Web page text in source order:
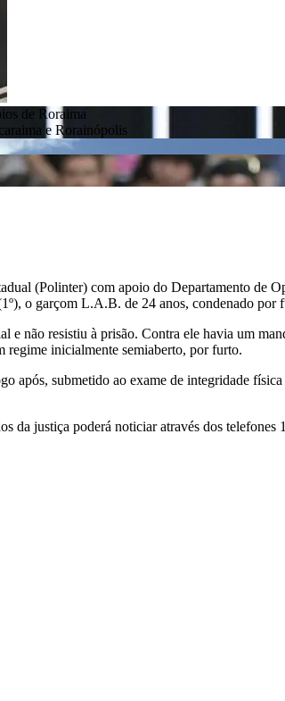
de Roraima
e Rorainópolis
(Polinter) com apoio do Departamento de
o garçom L.A.B. de 24 anos, condenado por
não resistiu à prisão. Contra ele havia um
regime inicialmente semiaberto, por furto.
após, submetido ao exame de integridade
da justiça poderá noticiar através dos